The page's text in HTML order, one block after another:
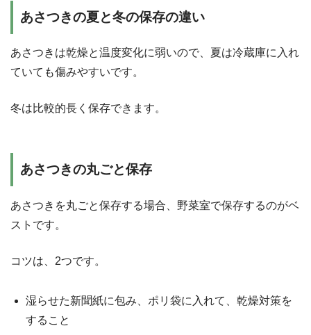
あさつきの夏と冬の保存の違い
あさつきは乾燥と温度変化に弱いので、夏は冷蔵庫に入れ
ていても傷みやすいです。
冬は比較的長く保存できます。
あさつきの丸ごと保存
あさつきを丸ごと保存する場合、野菜室で保存するのがベ
ストです。
コツは、2つです。
湿らせた新聞紙に包み、ポリ袋に入れて、乾燥対策を
すること